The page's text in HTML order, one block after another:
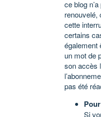
ce blog
renouvelé,
cette
certains
également
un mot de
son accès
pas été
Si